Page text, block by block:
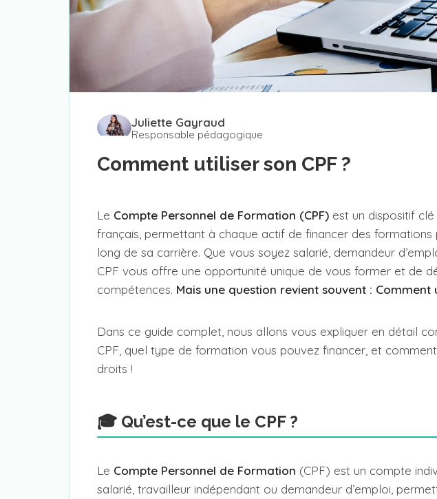
Juliette Gayraud
Responsable pédagogique
Comment utiliser son CPF ?
Le Compte Personnel de Formation (CPF) est un dispositif
français, permettant à chaque actif de financer des formations
long de sa carrière. Que vous soyez salarié, demandeur
CPF vous offre une opportunité unique de vous former et de
compétences. Mais une question revient souvent : Comment
Dans ce guide complet, nous allons vous expliquer en détail
CPF, quel type de formation vous pouvez financer, et
droits !
🎓 Qu’est-ce que le CPF ?
Le Compte Personnel de Formation (CPF) est un compte
salarié, travailleur indépendant ou demandeur d’emploi,